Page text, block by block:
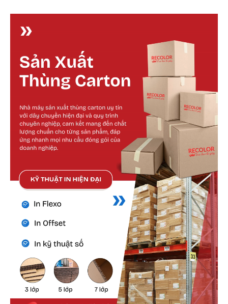
Quy cách in ấn:
nghiệp, hướng dẫn xử lý, mã vạch hoặc tem
nhãn. Phù hợp cho cả in flexo lẫn offset.
Cấu tạo thùng carton nắp rời 3 lớp 30x30x30
Cấu tạo bên ngoài
Lớp giấy mặt ngoài được lựa chọn kỹ lưỡng,
đảm bảo độ dày, độ bền và khả năng chịu tác
động cơ học.
Màu sắc có thể tùy chỉnh nhưng thường ưu tiên
tone kraft vàng cổ điển hoặc kraft trắng để dễ
nhận diện.
Bề mặt nhám nhẹ giúp tăng độ bám dính với
keo, tránh tình trạng bong tróc trong vận
chuyển.
Bề ngoài cũng dễ vệ sinh, không dễ bám bẩn
hoặc thấm nước nếu xử lý chống ẩm.
Cấu tạo bên trong
Lớp giấy sóng là lớp quan trọng nhất giúp gia